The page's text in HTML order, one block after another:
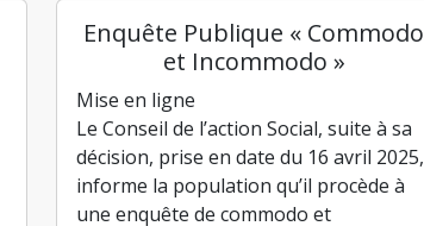
Enquête Publique « Commodo
et Incommodo »
Mise en ligne
Le Conseil de l’action Social, suite à sa
décision, prise en date du 16 avril 2025,
informe la population qu’il procède à
une enquête de commodo et